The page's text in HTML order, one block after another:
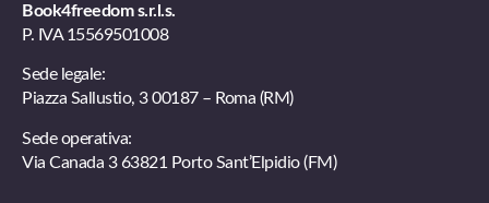
Book4freedom s.r.l.s.
P. IVA ​15569501008
Sede legale:
Piazza Sallustio, 3 00187 – Roma (RM)
Sede operativa:
Via Canada 3 63821 Porto Sant’Elpidio (FM)